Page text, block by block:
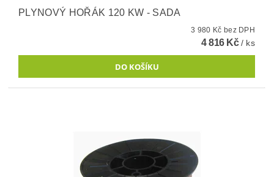
PLYNOVÝ HOŘÁK 120 KW - SADA
3 980 Kč bez DPH
4 816 Kč/ ks